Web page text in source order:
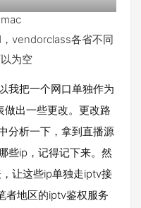
vendorclass各省不同
为空
我把一个网口单独作为
出一些更改。更改路
分析一下，拿到直播源
些ip，记得记下来。然
让这些ip单独走iptv接
者地区的iptv鉴权服务